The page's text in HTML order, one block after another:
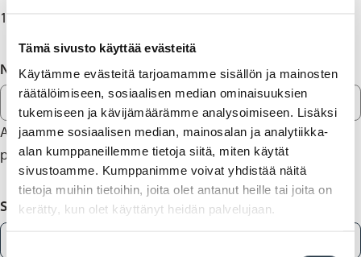
Tämä sivusto käyttää evästeitä
Käytämme evästeitä tarjoamamme sisällön ja mainosten
räätälöimiseen, sosiaalisen median ominaisuuksien
tukemiseen ja kävijämäärämme analysoimiseen. Lisäksi
jaamme sosiaalisen median, mainosalan ja analytiikka-
alan kumppaneillemme tietoja siitä, miten käytät
sivustoamme. Kumppanimme voivat yhdistää näitä
tietoja muihin tietoihin, joita olet antanut heille tai joita on
kerätty, kun olet käyttänyt heidän palvelujaan.
1000
Nimi
Anna yhteystietosi, mikäli haluat saada vastauksen
palautteeseesi.
Sähköposti